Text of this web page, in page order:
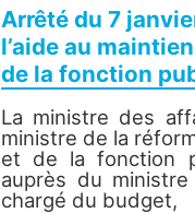
Arrêté du 7
l’aide au
de la fonction
La ministre des
ministre de la
et de la fonction
auprès du
chargé du budget,